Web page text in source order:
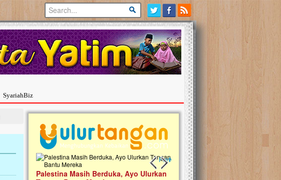
SyariahBiz
Previous slide
Next slide
Ulurkan